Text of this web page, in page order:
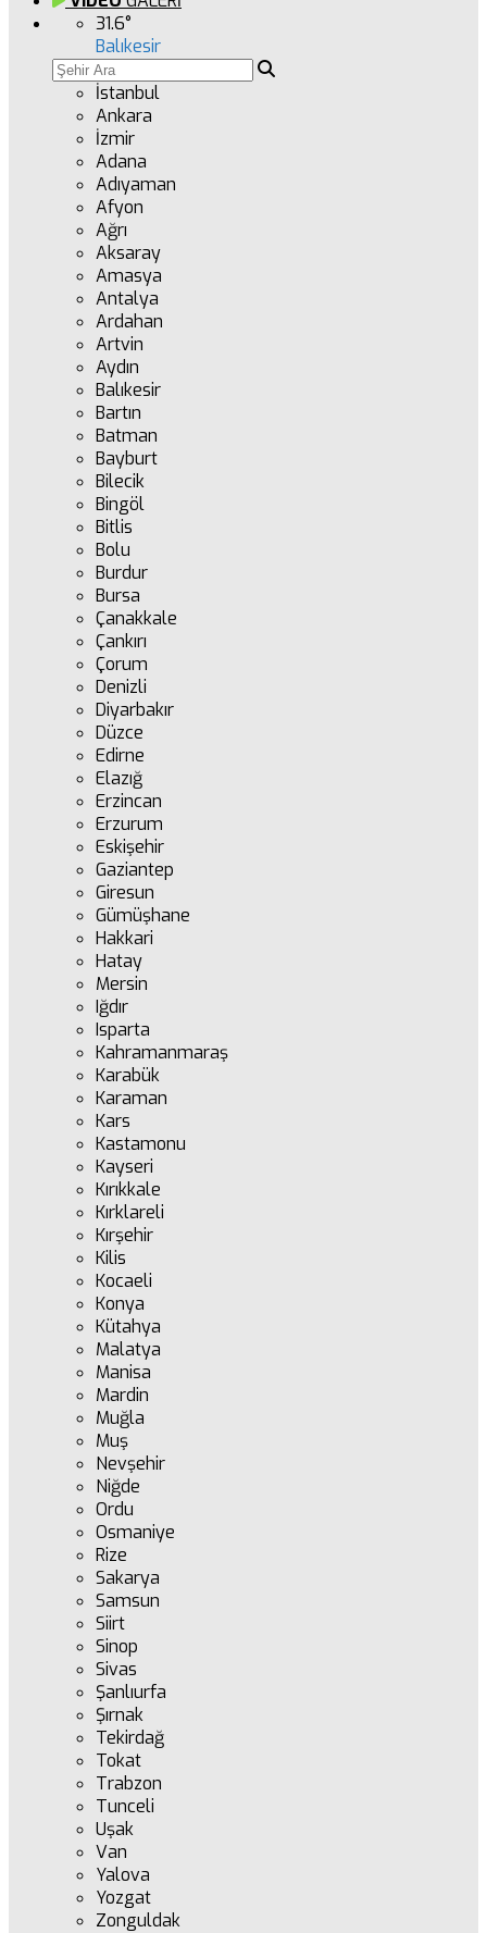
31.6°
Balıkesir
İstanbul
Ankara
İzmir
Adana
Adıyaman
Afyon
Ağrı
Aksaray
Amasya
Antalya
Ardahan
Artvin
Aydın
Balıkesir
Bartın
Batman
Bayburt
Bilecik
Bingöl
Bitlis
Bolu
Burdur
Bursa
Çanakkale
Çankırı
Çorum
Denizli
Diyarbakır
Düzce
Edirne
Elazığ
Erzincan
Erzurum
Eskişehir
Gaziantep
Giresun
Gümüşhane
Hakkari
Hatay
Mersin
Iğdır
Isparta
Kahramanmaraş
Karabük
Karaman
Kars
Kastamonu
Kayseri
Kırıkkale
Kırklareli
Kırşehir
Kilis
Kocaeli
Konya
Kütahya
Malatya
Manisa
Mardin
Muğla
Muş
Nevşehir
Niğde
Ordu
Osmaniye
Rize
Sakarya
Samsun
Siirt
Sinop
Sivas
Şanlıurfa
Şırnak
Tekirdağ
Tokat
Trabzon
Tunceli
Uşak
Van
Yalova
Yozgat
Zonguldak